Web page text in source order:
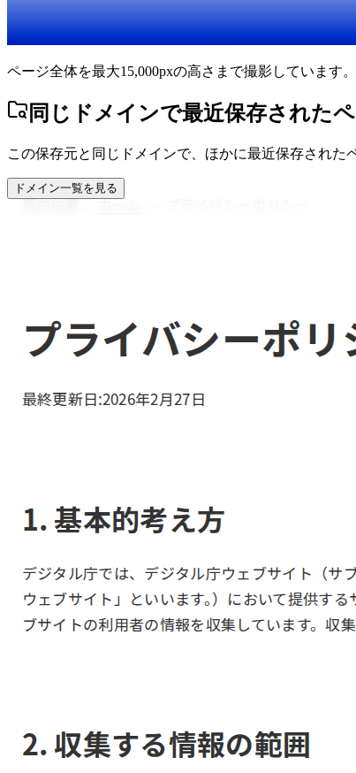
ページ全体を最大15,000pxの高さまで撮影しています
同じドメインで最近保存された
この保存元と同じドメインで、ほかに最近保存された
ドメイン一覧を見る